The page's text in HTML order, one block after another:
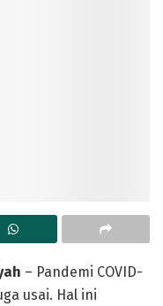
– Pandemi COVID-
usai. Hal ini